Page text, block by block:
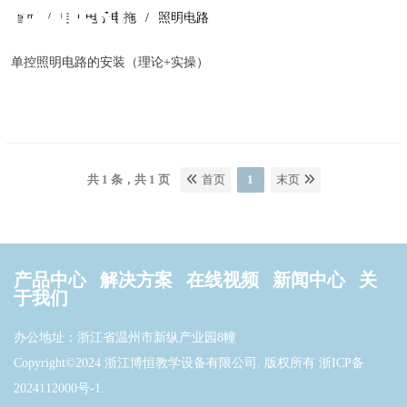
首页 电工电子电拖 照明电路
单控照明电路的安装（理论+实操）
共 1 条，共 1 页 首页 1 末页
产品中心 解决方案 在线视频 新闻中心
关
于我们
办公地址：浙江省温州市新纵产业园8幢
Copyright©2024 浙江博恒教学设备有限公司. 版权所有 浙ICP备
2024112000号-1